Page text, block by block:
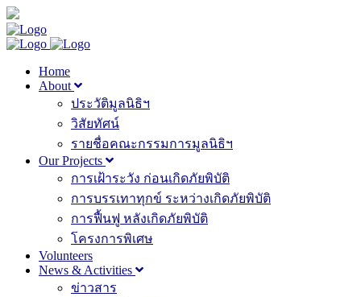
Home
About
ประวัติมูลนิธิฯ
วิสัยทัศน์
รายชื่อคณะกรรมการมูลนิธิฯ
Our Projects
การเฝ้าระวัง ก่อนเกิดภัยพิบัติ
การบรรเทาทุกข์ ระหว่างเกิดภัยพิบัติ
การฟื้นฟู หลังเกิดภัยพิบัติ
โครงการพิเศษ
Volunteers
News & Activities
ข่าวสาร